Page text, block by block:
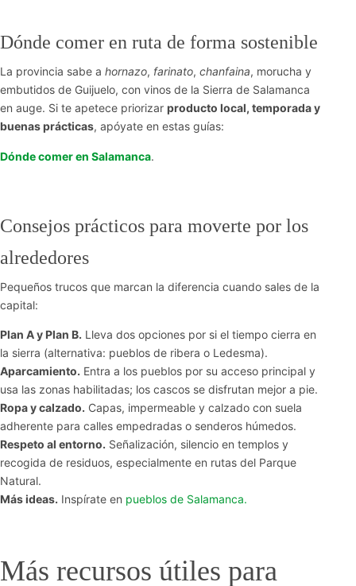
Dónde comer en ruta de forma sostenible
La provincia sabe a hornazo, farinato, chanfaina, morucha y
embutidos de Guijuelo, con vinos de la Sierra de Salamanca
en auge. Si te apetece priorizar producto local, temporada y
buenas prácticas, apóyate en estas guías:
Dónde comer en Salamanca.
Consejos prácticos para moverte por los
alrededores
Pequeños trucos que marcan la diferencia cuando sales de la
capital:
Plan A y Plan B. Lleva dos opciones por si el tiempo cierra en
la sierra (alternativa: pueblos de ribera o Ledesma).
Aparcamiento. Entra a los pueblos por su acceso principal y
usa las zonas habilitadas; los cascos se disfrutan mejor a pie.
Ropa y calzado. Capas, impermeable y calzado con suela
adherente para calles empedradas o senderos húmedos.
Respeto al entorno. Señalización, silencio en templos y
recogida de residuos, especialmente en rutas del Parque
Natural.
Más ideas. Inspírate en pueblos de Salamanca.
Más recursos útiles para